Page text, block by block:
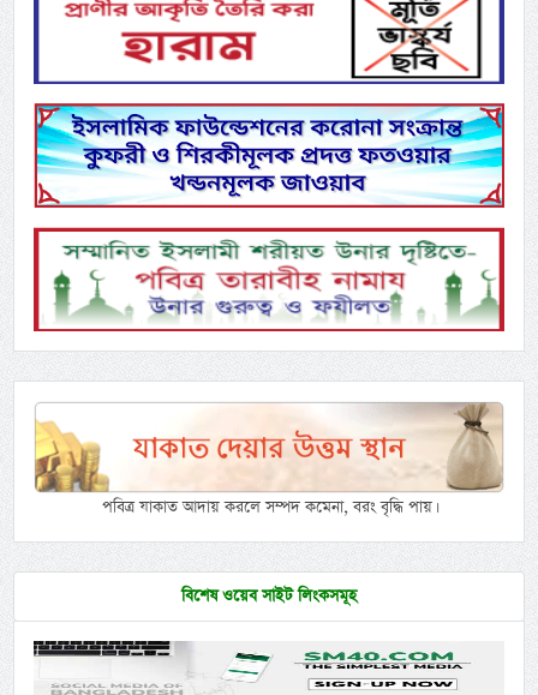
পবিত্র যাকাত আদায় করলে সম্পদ কমেনা, বরং বৃদ্ধি পায়।
বিশেষ ওয়েব সাইট লিংকসমূহ